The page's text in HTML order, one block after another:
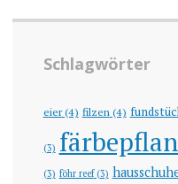
Schlagwörter
eier(4) filzen (4)
(3)
(3) föhr reef(3)